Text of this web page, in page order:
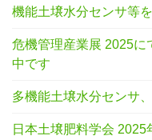
機能土壌水分センサ等
危機管理産業展 2025に
中です
多機能土壌水分センサ
日本土壌肥料学会